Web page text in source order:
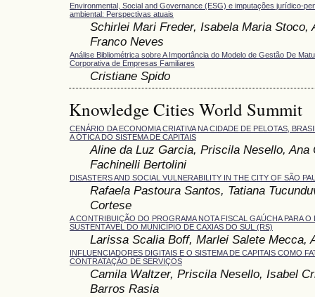
Environmental, Social and Governance (ESG) e imputações jurídico-
ambiental: Perspectivas atuais
Schirlei Mari Freder, Isabela Maria Stoco,
Franco Neves
Análise Bibliométrica sobre A Importância do Modelo de Gestão De
Corporativa de Empresas Familiares
Cristiane Spido
Knowledge Cities World Summit
CENÁRIO DA ECONOMIA CRIATIVA NA CIDADE DE PELOTAS,
A ÓTICA DO SISTEMA DE CAPITAIS
Aline da Luz Garcia, Priscila Nesello, Ana
Fachinelli Bertolini
DISASTERS AND SOCIAL VULNERABILITY IN THE CITY OF SÃO
Rafaela Pastoura Santos, Tatiana
Cortese
A CONTRIBUIÇÃO DO PROGRAMA NOTA FISCAL GAÚCHA PARA O
SUSTENTÁVEL DO MUNICÍPIO DE CAXIAS DO SUL (RS)
Larissa Scalia Boff, Marlei Salete Mecca,
INFLUENCIADORES DIGITAIS E O SISTEMA DE CAPITAIS COMO
CONTRATAÇÃO DE SERVIÇOS
Camila Waltzer, Priscila Nesello, Isabel
Barros Rasia